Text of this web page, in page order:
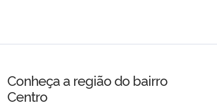
Conheça a região do bairro
Centro